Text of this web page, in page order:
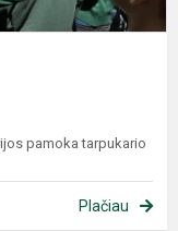
pamoka tarpukario
Plačiau